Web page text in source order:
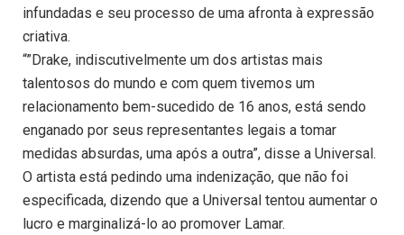
infundadas e seu processo de uma afronta à expressão
criativa.
“”Drake, indiscutivelmente um dos artistas mais
talentosos do mundo e com quem tivemos um
relacionamento bem-sucedido de 16 anos, está sendo
enganado por seus representantes legais a tomar
medidas absurdas, uma após a outra”, disse a Universal.
O artista está pedindo uma indenização, que não foi
especificada, dizendo que a Universal tentou aumentar o
lucro e marginalizá-lo ao promover Lamar.